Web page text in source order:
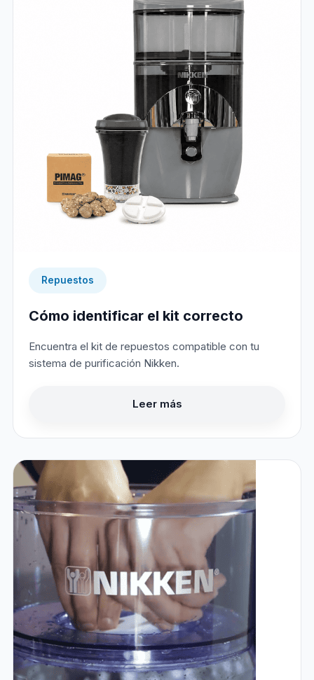
Repuestos
Cómo identificar el kit correcto
Encuentra el kit de repuestos compatible con tu
sistema de purificación Nikken.
Leer más